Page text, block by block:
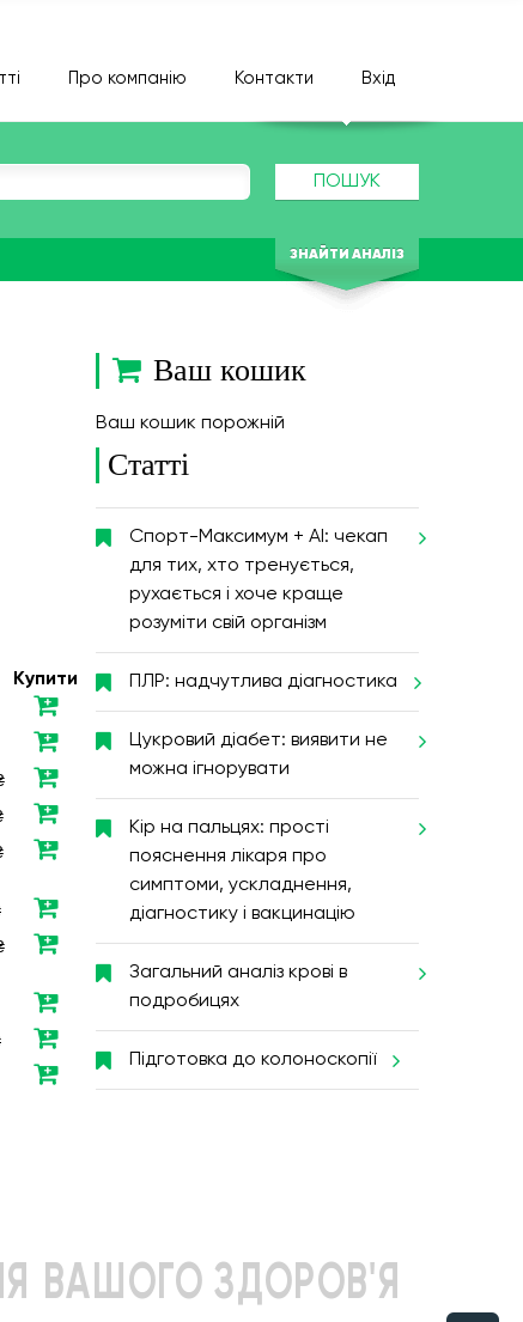
Про компанію Контакти Вхід
ПОШУК
ЗНАЙТИ АНАЛІЗ
Купити
Ваш кошик
Ваш кошик порожній
Статті
Спорт-Максимум + AI: чекап
для тих, хто тренується,
рухається і хоче краще
розуміти свій організм
ПЛР: надчутлива діагностика
Цукровий діабет: виявити не
можна ігнорувати
Кір на пальцях: прості
пояснення лікаря про
симптоми, ускладнення,
діагностику і вакцинацію
Загальний аналіз крові в
подробицях
Підготовка до колоноскопії
ВАШОГО ЗДОРОВ'Я